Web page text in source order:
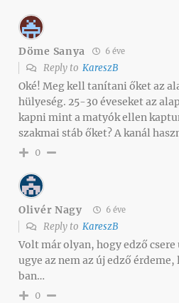
Döme Sanya 6 éve
Reply to KareszB
Oké! Meg kell tanítani őket az
hülyeség. 25-30 éveseket az
kapni mint a matyók ellen
szakmai stáb őket? A kanál
0
Olivér Nagy 6 éve
Reply to KareszB
Volt már olyan, hogy edző
ugye az nem az új edző
ban…
0